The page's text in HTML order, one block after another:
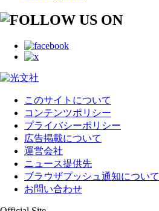
このサイトについて
コンテンツポリシー
プライバシーポリシー
広告掲載について
運営会社
ニュース提供先
ブラウザプッシュ通知について
お問い合わせ